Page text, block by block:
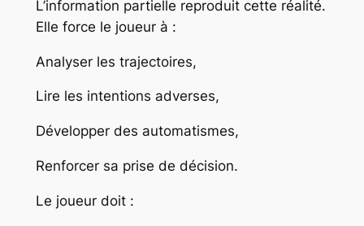
L’information partielle reproduit cette réalité.
Elle force le joueur à :
Analyser les trajectoires,
Lire les intentions adverses,
Développer des automatismes,
Renforcer sa prise de décision.
Le joueur doit :